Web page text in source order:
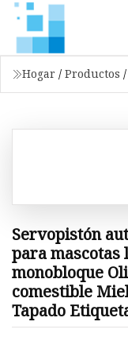
Hogar / Productos /
Servopistón
para mascotas
monobloque
comestible
Tapado
Máquina